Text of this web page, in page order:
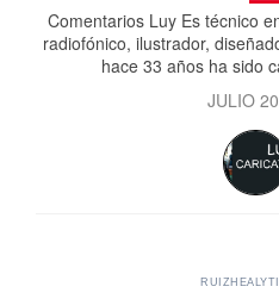
Comentarios Luy Es técnico
radiofónico, ilustrador,
hace 33 años ha sido
JULIO